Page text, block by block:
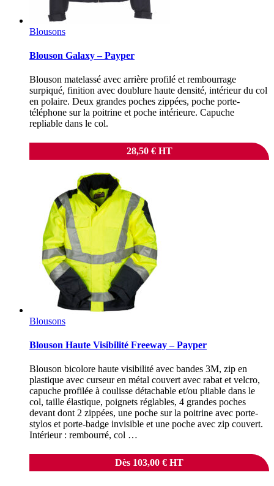
Blousons
Blouson Galaxy – Payper
Blouson matelassé avec arrière profilé et rembourrage
surpiqué, finition avec doublure haute densité, intérieur du col
en polaire. Deux grandes poches zippées, poche porte-
téléphone sur la poitrine et poche intérieure. Capuche
repliable dans le col.
28,50 €HT
Blousons
Blouson Haute Visibilité Freeway – Payper
Blouson bicolore haute visibilité avec bandes 3M, zip en
plastique avec curseur en métal couvert avec rabat et velcro,
capuche profilée à coulisse détachable et/ou pliable dans le
col, taille élastique, poignets réglables, 4 grandes poches
devant dont 2 zippées, une poche sur la poitrine avec porte-
stylos et porte-badge invisible et une poche avec zip couvert.
Intérieur : rembourré, col …
Dès 103,00 € HT